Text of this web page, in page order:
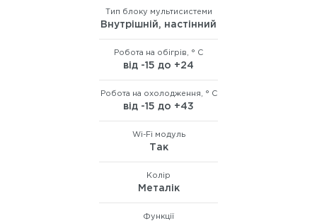
Тип блоку мультисистеми
Внутрішній, настінний
Робота на обігрів, ° C
від -15 до +24
Робота на охолодження, ° C
від -15 до +43
Wi-Fi модуль
Так
Колір
Металік
Функції